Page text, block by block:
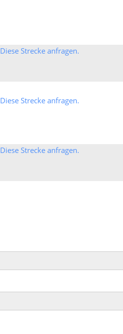
Diese Strecke anfragen.
Diese Strecke anfragen.
Diese Strecke anfragen.